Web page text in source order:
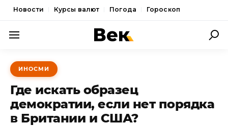
Новости Курсы валют Погода Гороскоп
ПОЛИТИКА
ЭКОНОМИКА
ОБЩЕСТВО
СПОРТ
ИНОСМИ
Где искать образец
демократии, если нет порядка
в Британии и США?